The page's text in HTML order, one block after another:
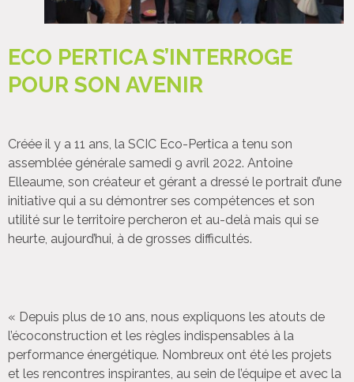
ECO PERTICA S’INTERROGE
POUR SON AVENIR
Créée il y a 11 ans, la SCIC Eco-Pertica a tenu son
assemblée générale samedi 9 avril 2022. Antoine
Elleaume, son créateur et gérant a dressé le portrait d’une
initiative qui a su démontrer ses compétences et son
utilité sur le territoire percheron et au-delà mais qui se
heurte, aujourd’hui, à de grosses difficultés.
« Depuis plus de 10 ans, nous expliquons les atouts de
l’écoconstruction et les règles indispensables à la
performance énergétique. Nombreux ont été les projets
et les rencontres inspirantes, au sein de l’équipe et avec la